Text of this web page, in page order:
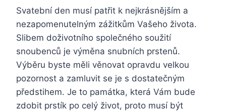
Svatební den musí patřit k nejkrásnějším a
nezapomenutelným zážitkům Vašeho života.
Slibem doživotního společného soužití
snoubenců je výměna snubních prstenů.
Výběru byste měli věnovat opravdu velkou
pozornost a zamluvit se je s dostatečným
předstihem. Je to památka, která Vám bude
zdobit prstík po celý život, proto musí být